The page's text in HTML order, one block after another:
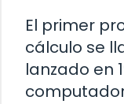
El primer
cálculo se
lanzado en